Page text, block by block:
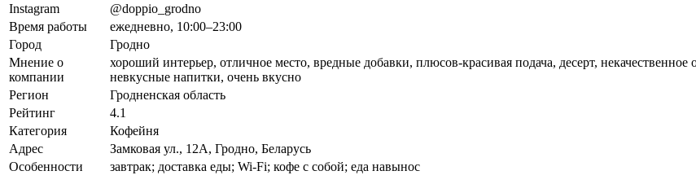
Instagram
@doppio_grodno
Время работы
ежедневно, 10:00–23:00
Город
Гродно
Мнение о
компании
хороший интерьер, отличное место, вредные добавки, плюсов-красивая подача, десерт,
невкусные напитки, очень вкусно
Регион
Гродненская область
Рейтинг
4.1
Категория
Кофейня
Адрес
Замковая ул., 12А, Гродно, Беларусь
Особенности
завтрак; доставка еды; Wi-Fi; кофе с собой; еда навынос